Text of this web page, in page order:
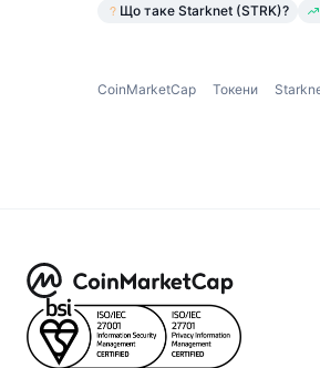
Що таке Starknet (STRK)?
CoinMarketCap Токени